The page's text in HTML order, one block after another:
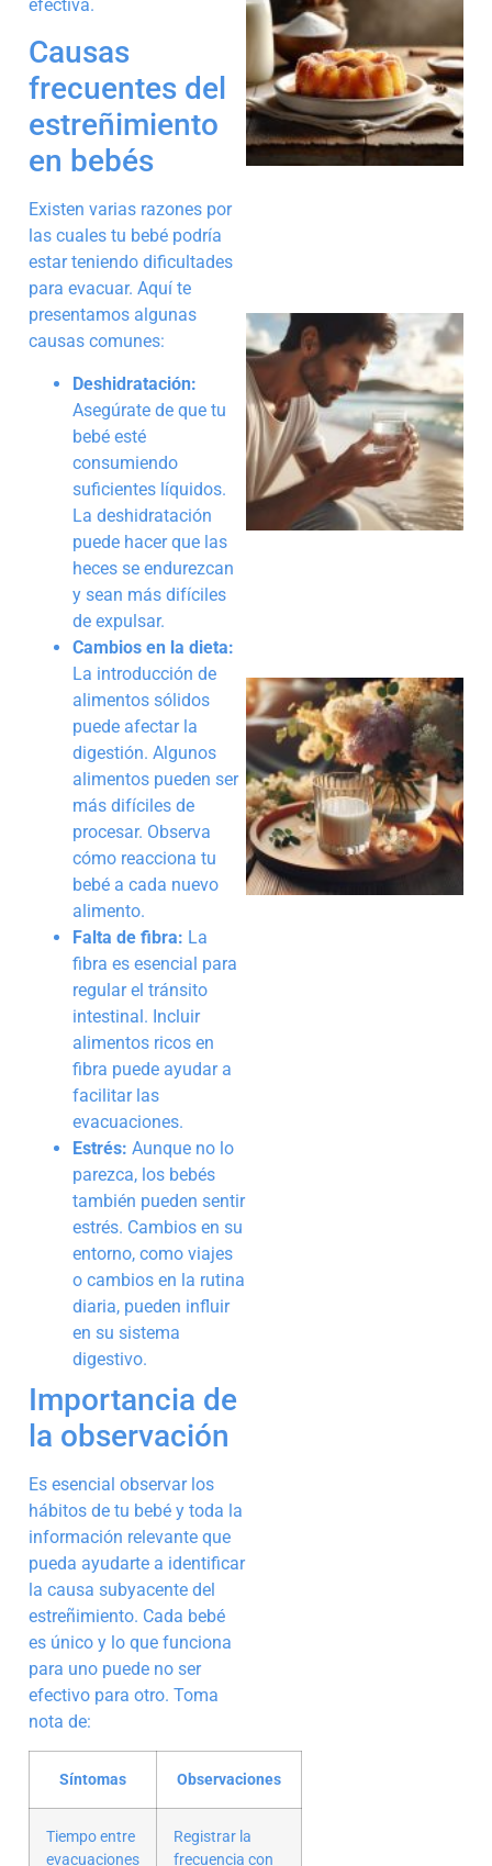
efectiva.
Causas
frecuentes del
estreñimiento
en bebés
Existen varias razones por
las cuales tu bebé podría
estar teniendo dificultades
para evacuar. Aquí te
presentamos algunas
causas comunes:
Deshidratación:
Asegúrate de que tu
bebé esté
consumiendo
suficientes líquidos.
La deshidratación
puede hacer que las
heces se endurezcan
y sean más difíciles
de expulsar.
Cambios en la dieta:
La introducción de
alimentos sólidos
puede afectar la
digestión. Algunos
alimentos pueden ser
más difíciles de
procesar. Observa
cómo reacciona tu
bebé a cada nuevo
alimento.
Falta de fibra: La
fibra es esencial para
regular el tránsito
intestinal. Incluir
alimentos ricos en
fibra puede ayudar a
facilitar las
evacuaciones.
Estrés: Aunque no lo
parezca, los bebés
también pueden sentir
estrés. Cambios en su
entorno, como viajes
o cambios en la rutina
diaria, pueden influir
en su sistema
digestivo.
Importancia de
la observación
Es esencial observar los
hábitos de tu bebé y toda la
información relevante que
pueda ayudarte a identificar
la causa subyacente del
estreñimiento. Cada bebé
es único y lo que funciona
para uno puede no ser
efectivo para otro. Toma
nota de:
Síntomas Observaciones
Tiempo entre
evacuaciones
Registrar la
frecuencia con